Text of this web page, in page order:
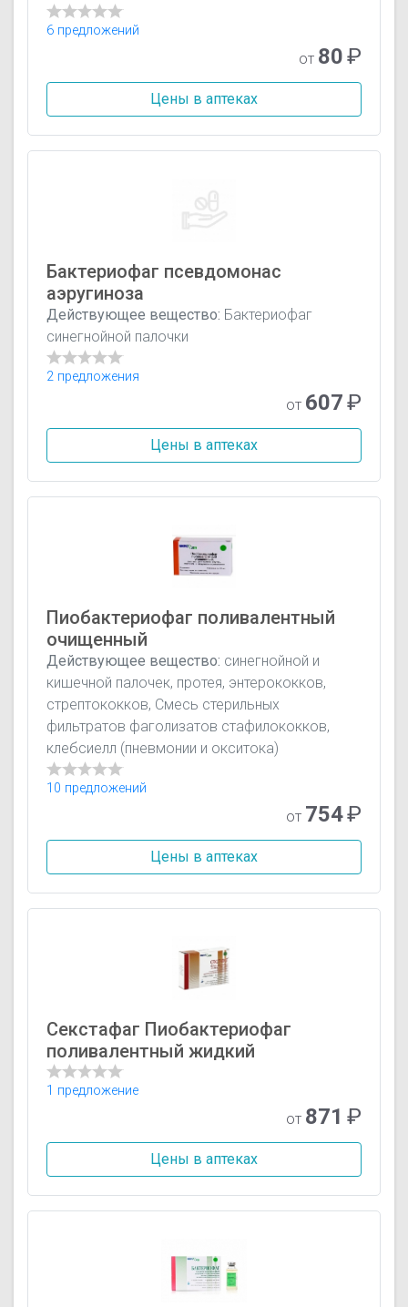
6 предложений
от 80₽
Цены в аптеках
Бактериофаг псевдомонас
аэругиноза
Действующее вещество: Бактериофаг
синегнойной палочки
2 предложения
от 607₽
Цены в аптеках
Пиобактериофаг поливалентный
очищенный
Действующее вещество: синегнойной и
кишечной палочек, протея, энтерококков,
стрептококков, Смесь стерильных
фильтратов фаголизатов стафилококков,
клебсиелл (пневмонии и окситока)
10 предложений
от 754₽
Цены в аптеках
Секстафаг Пиобактериофаг
поливалентный жидкий
1 предложение
от 871 ₽
Цены в аптеках